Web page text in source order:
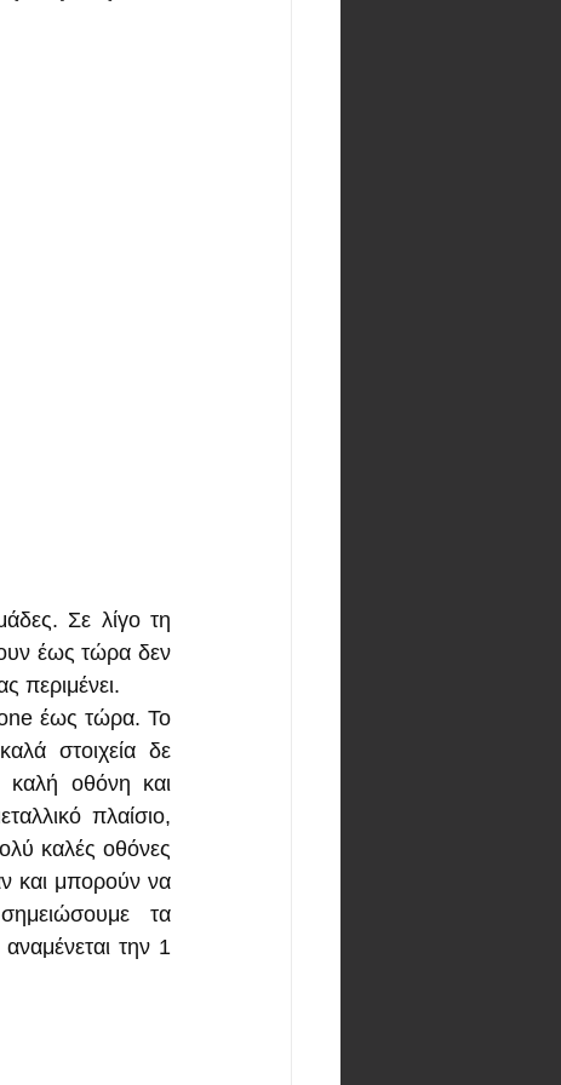
Σε λίγο τη
έως τώρα δεν
περιμένει.
έως τώρα. Το
στοιχεία δε
καλή οθόνη και
πλαίσιο,
καλές οθόνες
και μπορούν να
τα
την 1